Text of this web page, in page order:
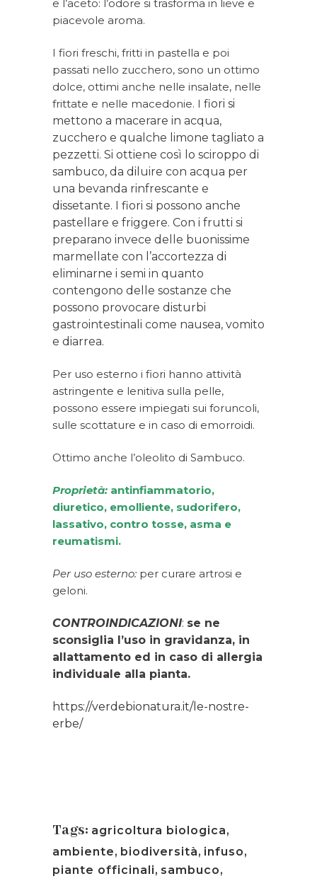
e l’aceto: l’odore si trasforma in lieve e
piacevole aroma.
I fiori freschi, fritti in pastella e poi
passati nello zucchero, sono un ottimo
dolce, ottimi anche nelle insalate, nelle
frittate e nelle macedonie. I fiori si
mettono a macerare in acqua,
zucchero e qualche limone tagliato a
pezzetti. Si ottiene così lo sciroppo di
sambuco, da diluire con acqua per
una bevanda rinfrescante e
dissetante. I fiori si possono anche
pastellare e friggere. Con i frutti si
preparano invece delle buonissime
marmellate con l’accortezza di
eliminarne i semi in quanto
contengono delle sostanze che
possono provocare disturbi
gastrointestinali come nausea, vomito
e diarrea.
Per uso esterno i fiori hanno attività
astringente e lenitiva sulla pelle,
possono essere impiegati sui foruncoli,
sulle scottature e in caso di emorroidi.
Ottimo anche l’oleolito di Sambuco.
Proprietà: antinfiammatorio,
diuretico, emolliente, sudorifero,
lassativo, contro tosse, asma e
reumatismi.
Per uso esterno: per curare artrosi e
geloni.
CONTROINDICAZIONI: se ne
sconsiglia l’uso in gravidanza, in
allattamento ed in caso di allergia
individuale alla pianta.
https://verdebionatura.it/le-nostre-
erbe/
Tags: agricoltura biologica,
ambiente, biodiversità, infuso,
piante officinali, sambuco,